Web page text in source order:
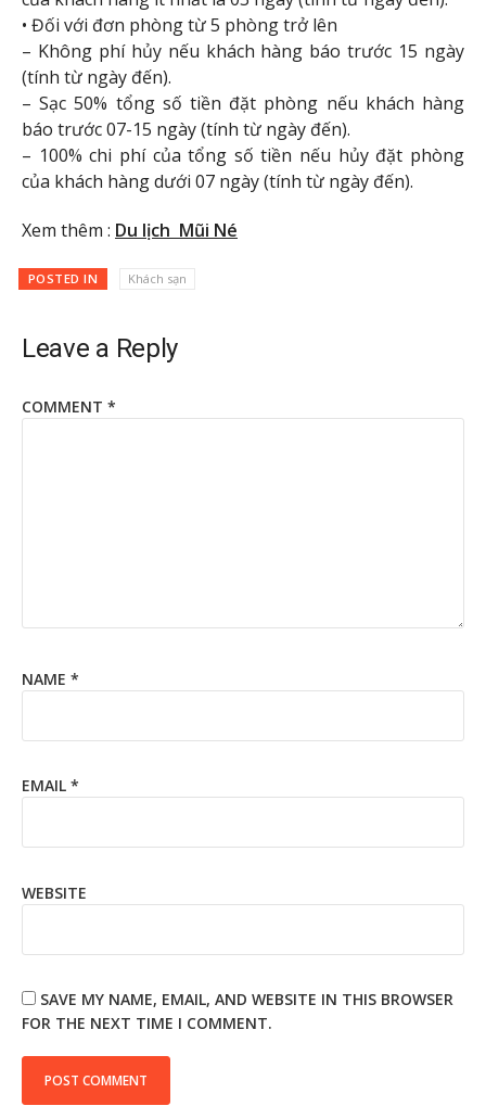
• Đối với đơn phòng từ 5 phòng trở lên
– Không phí hủy nếu khách hàng báo trước 15 ngày
(tính từ ngày đến).
– Sạc 50% tổng số tiền đặt phòng nếu khách hàng
báo trước 07-15 ngày (tính từ ngày đến).
– 100% chi phí của tổng số tiền nếu hủy đặt phòng
của khách hàng dưới 07 ngày (tính từ ngày đến).
Xem thêm : Du lịch Mũi Né
POSTED IN Khách sạn
Leave a Reply
COMMENT *
NAME *
EMAIL *
WEBSITE
SAVE MY NAME, EMAIL, AND WEBSITE IN THIS BROWSER
FOR THE NEXT TIME I COMMENT.